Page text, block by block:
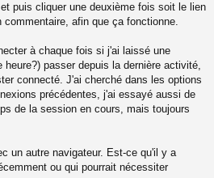
puis cliquer une deuxième fois soit le lien
afin que ça fonctionne.
à chaque fois si j'ai laissé une
heure?) passer depuis la dernière activité,
connecté. J'ai cherché dans les options
précédentes, j'ai essayé aussi de
de la session en cours, mais toujours
un autre navigateur. Est-ce qu'il y a
ou qui pourrait nécessiter